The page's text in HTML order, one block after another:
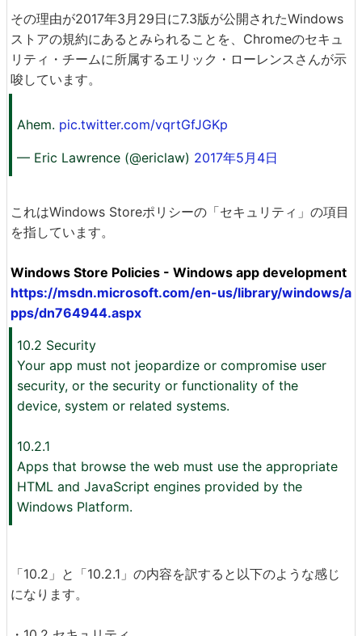
その理由が2017年3月29日に7.3版が公開されたWindows
ストアの規約にあるとみられることを、Chromeのセキュ
リティ・チームに所属するエリック・ローレンスさんが示
唆しています。
Ahem. pic.twitter.com/vqrtGfJGKp
— Eric Lawrence (@ericlaw) 2017年5月4日
これはWindows Storeポリシーの「セキュリティ」の項目
を指しています。
Windows Store Policies - Windows app development
https://msdn.microsoft.com/en-us/library/windows/a
pps/dn764944.aspx
10.2 Security
Your app must not jeopardize or compromise user
security, or the security or functionality of the
device, system or related systems.
10.2.1
Apps that browse the web must use the appropriate
HTML and JavaScript engines provided by the
Windows Platform.
「10.2」と「10.2.1」の内容を訳すると以下のような感じ
になります。